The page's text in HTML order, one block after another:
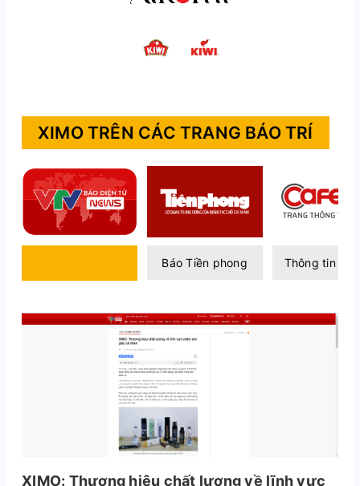
XIMO TRÊN CÁC TRANG BÁO TRÍ
Báo Tiền phong Thông tin
XIMO: Thương hiệu chất lượng về lĩnh vực